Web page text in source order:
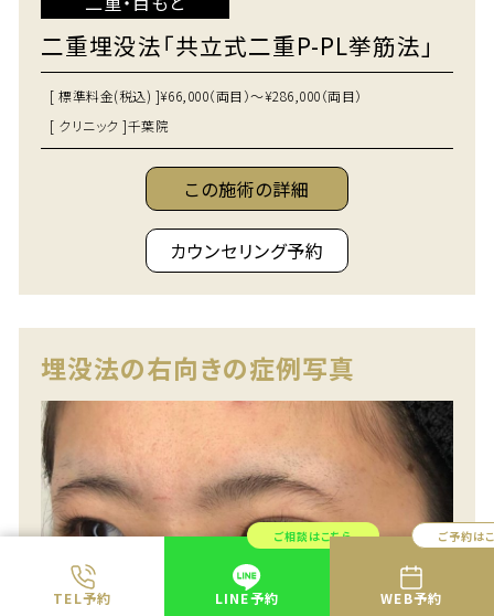
TEL予約
ご相談はこちら
LINE予約
ご予約は
WEB予約
二重埋没法「共立式二重P-PL挙筋法」
[ 標準料金(税込) ]¥66,000（両目）～¥286,000（両目）
[ クリニック ]千葉院
この施術の詳細
カウンセリング予約
埋没法の右向きの症例写真